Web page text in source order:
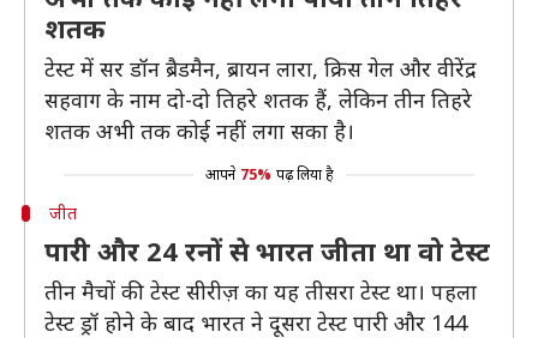
शतक
टेस्ट में सर डॉन ब्रैडमैन, ब्रायन लारा, क्रिस गेल और वीरेंद्र
सहवाग के नाम दो-दो तिहरे शतक हैं, लेकिन तीन तिहरे
शतक अभी तक कोई नहीं लगा सका है।
आपने 75% पढ़ लिया है
जीत
पारी और 24 रनों से भारत जीता था वो टेस्ट
तीन मैचों की टेस्ट सीरीज़ का यह तीसरा टेस्ट था। पहला
टेस्ट ड्रॉ होने के बाद भारत ने दूसरा टेस्ट पारी और 144